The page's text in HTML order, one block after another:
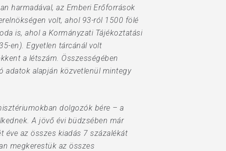
harmadával, az Emberi Erőforrások
volt, ahol 93-ról 1500 fölé
is, ahol a Kormányzati Tájékoztatási
en). Egyetlen tárcánál volt
a létszám. Összességében
adatok alapján közvetlenül mintegy
dolgozók bére – a
A jövő évi büdzsében már
éve az összes kiadás 7 százalékát
megkerestük az összes